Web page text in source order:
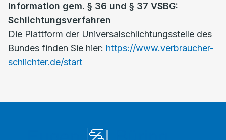
Information gem. § 36 und § 37 VSBG:
Schlichtungsverfahren
Die Plattform der Universalschlichtungsstelle des
Bundes finden Sie hier: https://www.verbraucher-
schlichter.de/start